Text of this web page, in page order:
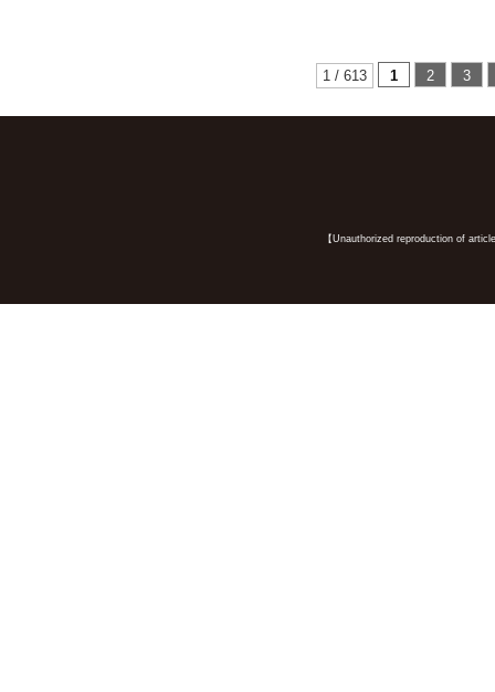
1 / 613 1 2 3
【Unauthorized reproduction of